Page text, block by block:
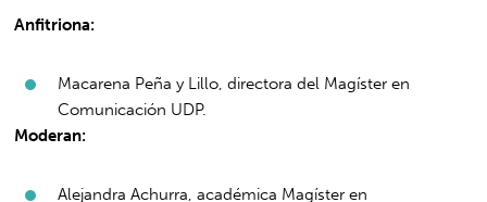
Anfitriona:
Macarena Peña y Lillo, directora del Magíster en
Comunicación UDP.
Moderan:
Alejandra Achurra, académica Magíster en